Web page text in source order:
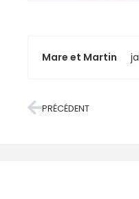
Mare et Martin
PRÉCÉDENT